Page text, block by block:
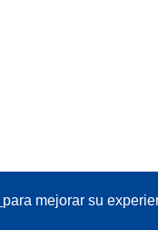
para mejorar su